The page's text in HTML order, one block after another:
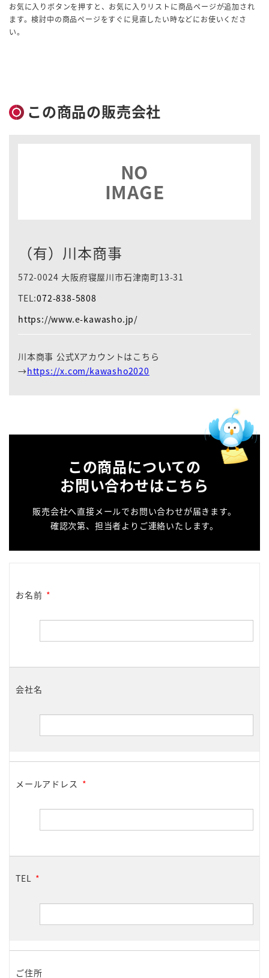
お気に入りボタンを押すと、お気に入りリストに商品ページが追加され
ます。検討中の商品ページをすぐに見直したい時などにお使いくださ
い。
この商品の販売会社
NO
IMAGE
（有）川本商事
572-0024 大阪府寝屋川市石津南町13-31
TEL:072-838-5808
https://www.e-kawasho.jp/
川本商事 公式Xアカウントはこちら
→https://x.com/kawasho2020
この商品についての
お問い合わせはこちら
販売会社へ直接メールでお問い合わせが届きます。
確認次第、担当者よりご連絡いたします。
お名前 *
会社名
メールアドレス *
TEL *
ご住所